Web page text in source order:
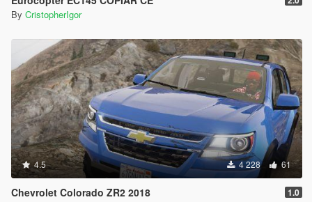
By CristopherIgor
4.5 4 228 61
Chevrolet Colorado ZR2 2018 1.0